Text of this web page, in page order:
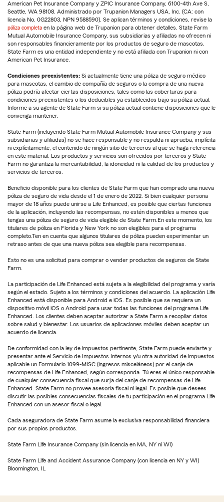
American Pet Insurance Company y ZPIC Insurance Company, 6100-4th Ave S,
Seattle, WA 98108. Administrado por Trupanion Managers USA, Inc. (CA: con
licencia No. 0G22803, NPN 9588590). Se aplican términos y condiciones, revise la
póliza completa en la página web de Trupanion para obtener detalles. State Farm
Mutual Automobile Insurance Company, sus subsidiarias y afiliadas no ofrecen ni
son responsables financieramente por los productos de seguro de mascotas.
State Farm es una entidad independiente y no está afiliada con Trupanion ni con
American Pet Insurance.
Condiciones preexistentes: Si actualmente tiene una póliza de seguro médico
para mascotas, el cambio de compañía de seguros o la compra de una nueva
póliza podría afectar ciertas disposiciones, tales como las coberturas para
condiciones preexistentes o los deducibles ya establecidos bajo su póliza actual.
Informe a su agente de State Farm si su póliza actual contiene disposiciones que le
convenga mantener.
State Farm (incluyendo State Farm Mutual Automobile Insurance Company y sus
subsidiarias y afiliadas) no se hace responsable y no respalda ni aprueba, implícita
ni explícitamente, el contenido de ningún sitio de terceros al que se haga referencia
en este material. Los productos y servicios son ofrecidos por terceros y State
Farm no garantiza la mercantabilidad, la idoneidad ni la calidad de los productos y
servicios de terceros.
Beneficio disponible para los clientes de State Farm que han comprado una nueva
póliza de seguro de vida desde el 1 de enero de 2022. Si bien cualquier persona
mayor de 18 años puede unirse a Life Enhanced, es posible que ciertas funciones
de la aplicación, incluyendo las recompensas, no estén disponibles a menos que
tengas una póliza de seguro de vida elegible de State Farm.En este momento, los
titulares de póliza en Florida y New York no son elegibles para el programa
completo.Ten en cuenta que algunos titulares de póliza pueden experimentar un
retraso antes de que una nueva póliza sea elegible para recompensas.
Esto no es una solicitud para comprar o vender productos de seguros de State
Farm.
La participación de Life Enhanced está sujeta a la elegibilidad del programa y varía
según el estado. Sujeto a los términos y condiciones del acuerdo. La aplicación Life
Enhanced está disponible para Android e iOS. Es posible que se requiera un
dispositivo móvil iOS o Android para usar todas las funciones del programa Life
Enhanced. Los clientes deben aceptar autorizar a State Farm a recopilar datos
sobre salud y bienestar. Los usuarios de aplicaciones móviles deben aceptar un
acuerdo de licencia.
De conformidad con la ley de impuestos pertinente, State Farm puede enviarte y
presentar ante el Servicio de Impuestos Internos y/u otra autoridad de impuestos
aplicable un Formulario 1099-MISC (ingresos misceláneos) por el canje de
recompensas de Life Enhanced, según corresponda. Tú eres el único responsable
de cualquier consecuencia fiscal que surja del canje de recompensas de Life
Enhanced. State Farm no provee asesoría fiscal ni legal. Es posible que desees
discutir las posibles consecuencias fiscales de tu participación en el programa Life
Enhanced con un asesor fiscal o legal.
Cada aseguradora de State Farm asume la exclusiva responsabilidad financiera
por sus propios productos.
State Farm Life Insurance Company (sin licencia en MA, NY ni WI)
State Farm Life and Accident Assurance Company (con licencia en NY y WI)
Bloomington, IL